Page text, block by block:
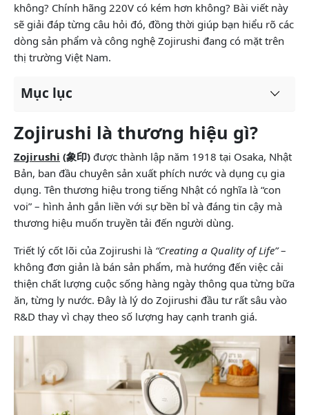
không? Chính hãng 220V có kém hơn không? Bài viết này
sẽ giải đáp từng câu hỏi đó, đồng thời giúp bạn hiểu rõ các
dòng sản phẩm và công nghệ Zojirushi đang có mặt trên
thị trường Việt Nam.
Mục lục
Zojirushi là thương hiệu gì?
Zojirushi (象印) được thành lập năm 1918 tại Osaka, Nhật
Bản, ban đầu chuyên sản xuất phích nước và dụng cụ gia
dụng. Tên thương hiệu trong tiếng Nhật có nghĩa là “con
voi” – hình ảnh gắn liền với sự bền bỉ và đáng tin cậy mà
thương hiệu muốn truyền tải đến người dùng.
Triết lý cốt lõi của Zojirushi là “Creating a Quality of Life”–
không đơn giản là bán sản phẩm, mà hướng đến việc cải
thiện chất lượng cuộc sống hàng ngày thông qua từng bữa
ăn, từng ly nước. Đây là lý do Zojirushi đầu tư rất sâu vào
R&D thay vì chạy theo số lượng hay cạnh tranh giá.